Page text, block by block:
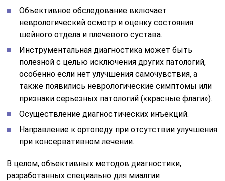
Объективное обследование включает
неврологический осмотр и оценку состояния
шейного отдела и плечевого сустава.
Инструментальная диагностика может быть
полезной с целью исключения других патологий,
особенно если нет улучшения самочувствия, а
также появились неврологические симптомы или
признаки серьезных патологий («красные флаги»).
Осуществление диагностических инъекций.
Направление к ортопеду при отсутствии улучшения
при консервативном лечении.
В целом, объективных методов диагностики,
разработанных специально для миалгии